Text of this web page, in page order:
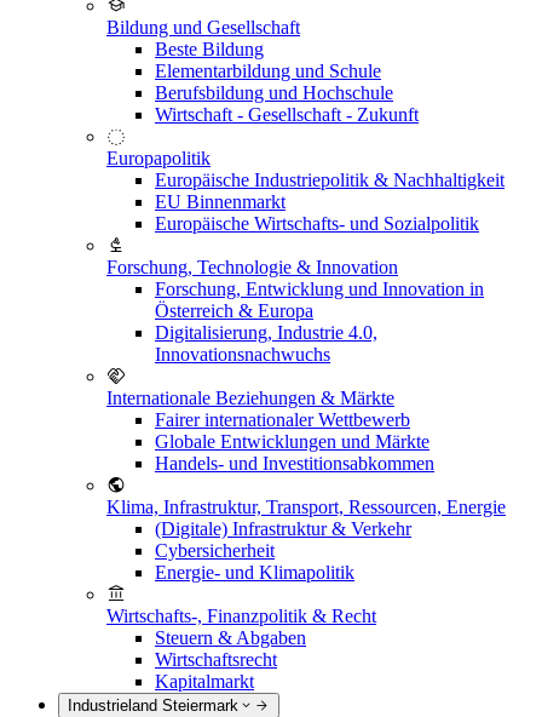
Bildung und Gesellschaft
Beste Bildung
Elementarbildung und Schule
Berufsbildung und Hochschule
Wirtschaft - Gesellschaft - Zukunft
Europapolitik
Europäische Industriepolitik & Nachhaltigkeit
EU Binnenmarkt
Europäische Wirtschafts- und Sozialpolitik
Forschung, Technologie & Innovation
Forschung, Entwicklung und Innovation in
Österreich & Europa
Digitalisierung, Industrie 4.0,
Innovationsnachwuchs
Internationale Beziehungen & Märkte
Fairer internationaler Wettbewerb
Globale Entwicklungen und Märkte
Handels- und Investitionsabkommen
Klima, Infrastruktur, Transport, Ressourcen, Energie
(Digitale) Infrastruktur & Verkehr
Cybersicherheit
Energie- und Klimapolitik
Wirtschafts-, Finanzpolitik & Recht
Steuern & Abgaben
Wirtschaftsrecht
Kapitalmarkt
Industrieland Steiermark